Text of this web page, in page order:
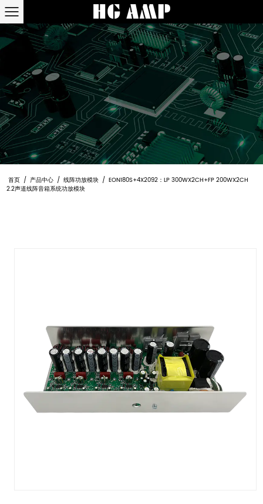
首页 / 产品中心 / 线阵功放模块 / EON180S+4X2092：LP 300WX2CH+FP 200WX2CH
2.2声道线阵音箱系统功放模块